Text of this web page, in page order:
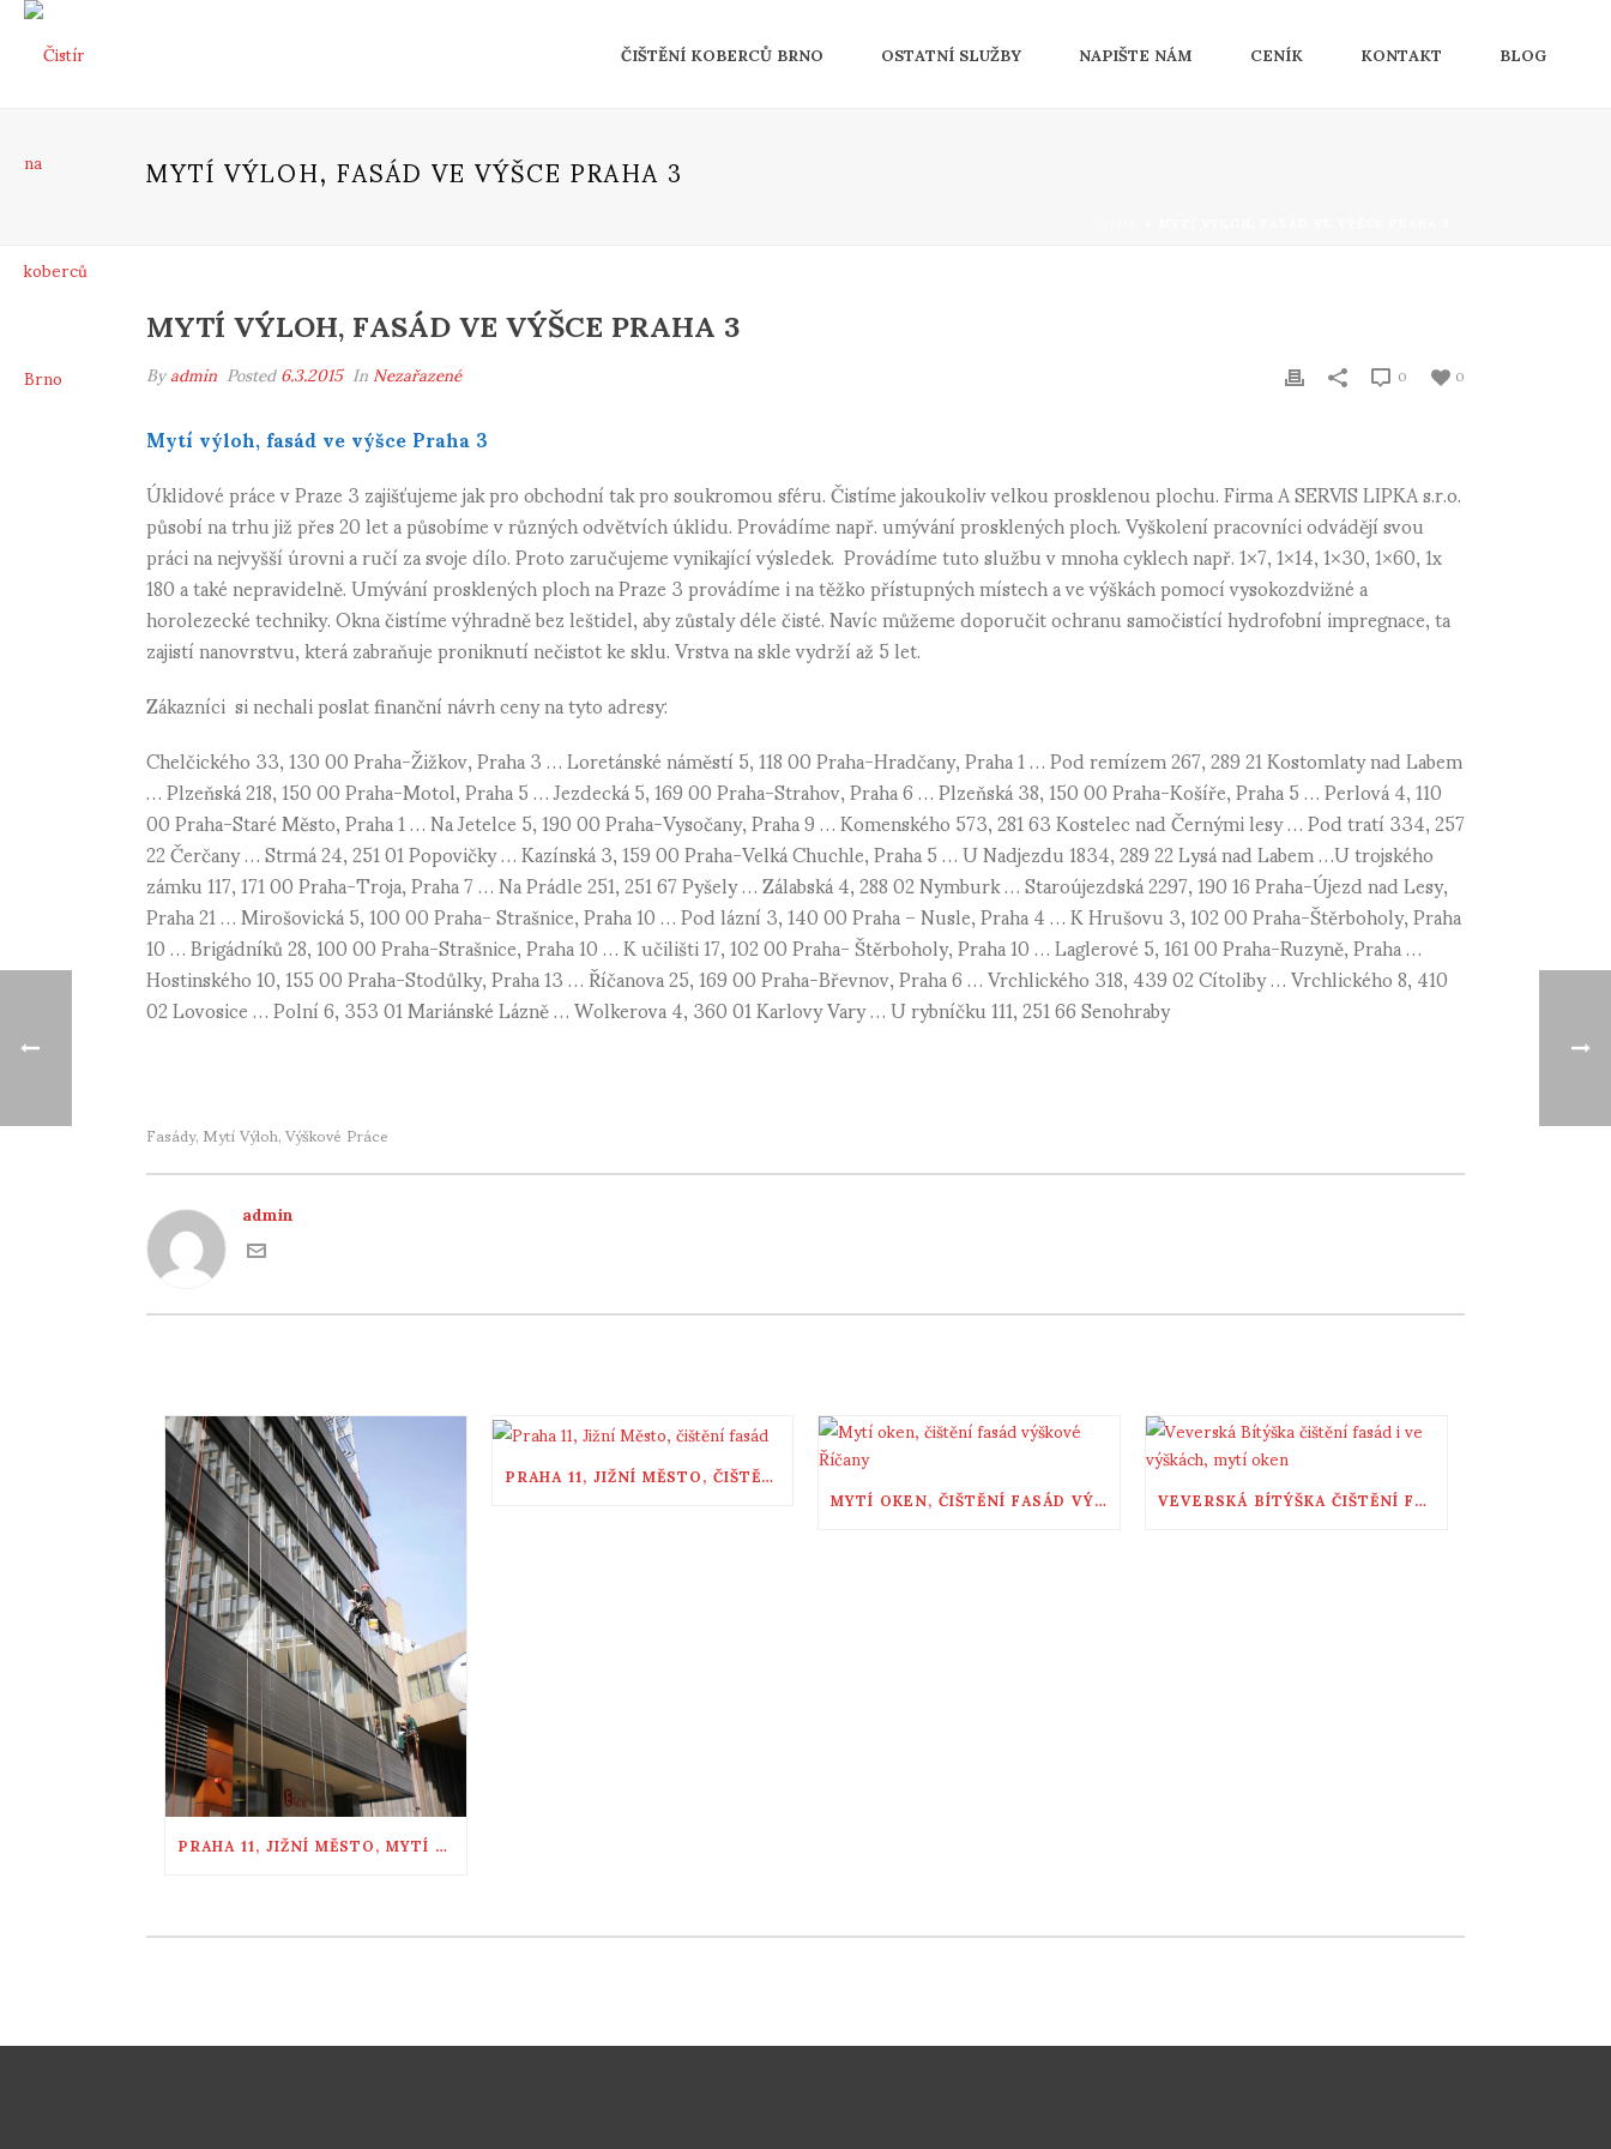
ČIŠTĚNÍ KOBERCŮ BRNO OSTATNÍ SLUŽBY NAPIŠTE NÁM CENÍK KONTAKT BLOG
MYTÍ VÝLOH, FASÁD VE VÝŠCE PRAHA 3
MYTÍ VÝLOH, FASÁD VE VÝŠCE PRAHA 3
Byadmin Posted6.3.2015 InNezařazené 0
0
Mytí výloh, fasád ve výšce Praha 3
Úklidové práce v Praze 3 zajišťujeme jak pro obchodní tak pro soukromou sféru. Čistíme jakoukoliv velkou prosklenou plochu. Firma A SERVIS LIPKA s.r.o.
působí na trhu již přes 20 let a působíme v různých odvětvích úklidu. Provádíme např. umývání prosklených ploch. Vyškolení pracovníci odvádějí svou
práci na nejvyšší úrovni a ručí za svoje dílo. Proto zaručujeme vynikající výsledek. Provádíme tuto službu v mnoha cyklech např. 1×7, 1×14, 1×30, 1×60, 1x
180 a také nepravidelně. Umývání prosklených ploch na Praze 3 provádíme i na těžko přístupných místech a ve výškách pomocí vysokozdvižné a
horolezecké techniky. Okna čistíme výhradně bez leštidel, aby zůstaly déle čisté. Navíc můžeme doporučit ochranu samočistící hydrofobní impregnace, ta
zajistí nanovrstvu, která zabraňuje proniknutí nečistot ke sklu. Vrstva na skle vydrží až 5 let.
Zákazníci si nechali poslat finanční návrh ceny na tyto adresy:
Chelčického 33, 130 00 Praha-Žižkov, Praha 3 … Loretánské náměstí 5, 118 00 Praha-Hradčany, Praha 1 … Pod remízem 267, 289 21 Kostomlaty nad Labem
… Plzeňská 218, 150 00 Praha-Motol, Praha 5 … Jezdecká 5, 169 00 Praha-Strahov, Praha 6 … Plzeňská 38, 150 00 Praha-Košíře, Praha 5 … Perlová 4, 110
00 Praha-Staré Město, Praha 1 … Na Jetelce 5, 190 00 Praha-Vysočany, Praha 9 … Komenského 573, 281 63 Kostelec nad Černými lesy … Pod tratí 334, 257
22 Čerčany … Strmá 24, 251 01 Popovičky … Kazínská 3, 159 00 Praha-Velká Chuchle, Praha 5 … U Nadjezdu 1834, 289 22 Lysá nad Labem …U trojského
zámku 117, 171 00 Praha-Troja, Praha 7 … Na Prádle 251, 251 67 Pyšely … Zálabská 4, 288 02 Nymburk … Staroújezdská 2297, 190 16 Praha-Újezd nad Lesy,
Praha 21 … Mirošovická 5, 100 00 Praha- Strašnice, Praha 10 … Pod lázní 3, 140 00 Praha – Nusle, Praha 4 … K Hrušovu 3, 102 00 Praha-Štěrboholy, Praha
10 … Brigádníků 28, 100 00 Praha-Strašnice, Praha 10 … K učilišti 17, 102 00 Praha- Štěrboholy, Praha 10 … Laglerové 5, 161 00 Praha-Ruzyně, Praha …
Hostinského 10, 155 00 Praha-Stodůlky, Praha 13 … Říčanova 25, 169 00 Praha-Břevnov, Praha 6 … Vrchlického 318, 439 02 Cítoliby … Vrchlického 8, 410
02 Lovosice … Polní 6, 353 01 Mariánské Lázně … Wolkerova 4, 360 01 Karlovy Vary … U rybníčku 111, 251 66 Senohraby
Fasády,Mytí Výloh,Výškové Práce
admin
PRAHA 11, JIŽNÍ MĚSTO, MYTÍ OKEN
PRAHA 11, JIŽNÍ MĚSTO, ČIŠTĚNÍ FASÁD
MYTÍ OKEN, ČIŠTĚNÍ FASÁD VÝŠKOVÉ ŘÍČANY VEVERSKÁ BÍTÝŠKA ČIŠTĚNÍ FASÁD I VE VÝŠKÁCH, MYTÍ OKEN